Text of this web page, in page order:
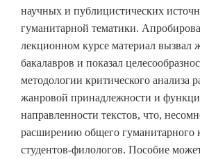
научных и публицистических
гуманитарной тематики.
лекционном курсе материал вызвал
бакалавров и показал
методологии критического анализа
жанровой принадлежности и
направленности текстов, что,
расширению общего гуманитарного
студентов-филологов. Пособие